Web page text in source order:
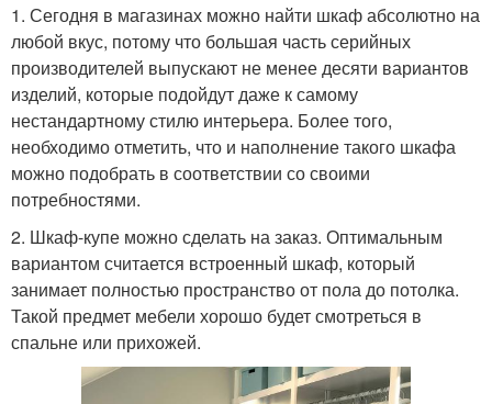
1. Сегодня в магазинах можно найти шкаф абсолютно на
любой вкус, потому что большая часть серийных
производителей выпускают не менее десяти вариантов
изделий, которые подойдут даже к самому
нестандартному стилю интерьера. Более того,
необходимо отметить, что и наполнение такого шкафа
можно подобрать в соответствии со своими
потребностями.
2. Шкаф-купе можно сделать на заказ. Оптимальным
вариантом считается встроенный шкаф, который
занимает полностью пространство от пола до потолка.
Такой предмет мебели хорошо будет смотреться в
спальне или прихожей.